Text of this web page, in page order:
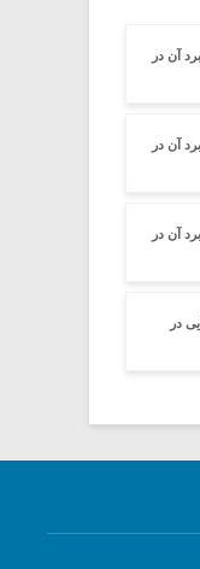
آن در
آن در
آن در
در